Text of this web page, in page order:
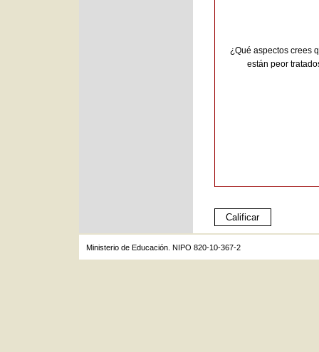
¿Qué aspectos crees
están peor
Ministerio de Educación. NIPO 820-10-367-2